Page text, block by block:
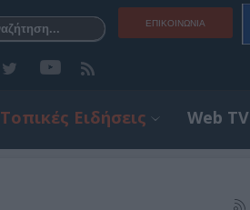
ΕΠΙΚΟΙΝΩΝΊΑ
Τοπικές Ειδήσεις Web TV